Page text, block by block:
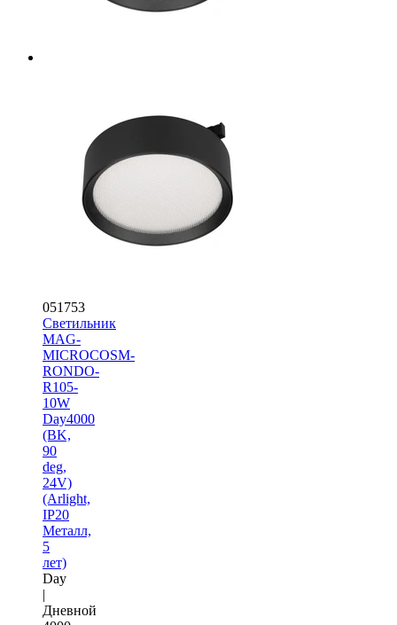
051753
Светильник
MAG-
MICROCOSM-
RONDO-
R105-
10W
Day4000
(BK,
90
deg,
24V)
(Arlight,
IP20
Металл,
5
лет)
Day
|
Дневной